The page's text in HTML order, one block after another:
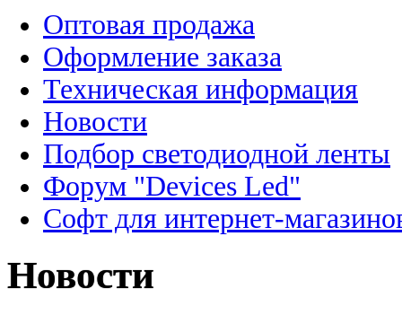
Оптовая продажа
Оформление заказа
Техническая информация
Новости
Подбор светодиодной ленты
Форум "Devices Led"
Софт для интернет-
Новости